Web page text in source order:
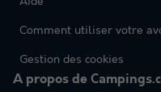
Comment utiliser votre
Gestion des cookies
A propos de